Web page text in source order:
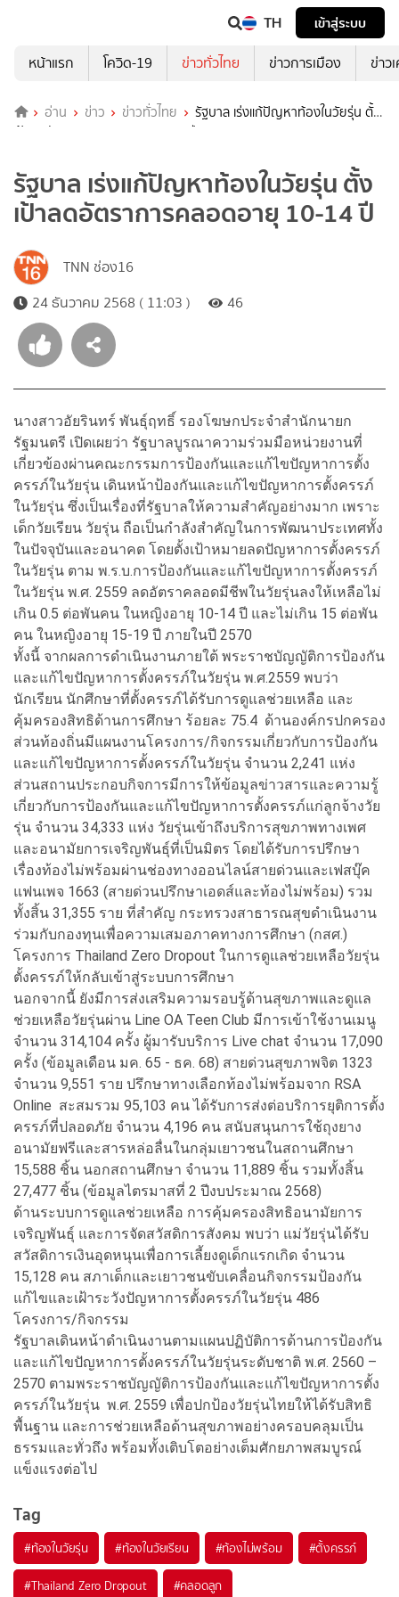
TH
เข้าสู่ระบบ
หน้าแรก
โควิด-19 ข่าวทั่วไทย ข่าวการเมือง ข่าว
อ่าน ข่าว ข่าวทั่วไทย
รัฐบาล เร่งแก้ปัญหาท้องในวัยรุ่น ตั้ง
เป้าลดอัตราการคลอดอายุ 10-14 ปี
รัฐบาล เร่งแก้ปัญหาท้องในวัยรุ่น ตั้ง
เป้าลดอัตราการคลอดอายุ 10-14 ปี
TNN ช่อง16
24 ธันวาคม 2568 ( 11:03 )
46
นางสาวอัยรินทร์ พันธุ์ฤทธิ์ รองโฆษกประจำสำนักนายก
รัฐมนตรี เปิดเผยว่า รัฐบาลบูรณาความร่วมมือหน่วยงานที่
เกี่ยวข้องผ่านคณะกรรมการป้องกันและแก้ไขปัญหาการตั้ง
ครรภ์ในวัยรุ่น เดินหน้าป้องกันและแก้ไขปัญหาการตั้งครรภ์
ในวัยรุ่น ซึ่งเป็นเรื่องที่รัฐบาลให้ความสำคัญอย่างมาก เพราะ
เด็กวัยเรียน วัยรุ่น ถือเป็นกำลังสำคัญในการพัฒนาประเทศทั้ง
ในปัจจุบันและอนาคต โดยตั้งเป้าหมายลดปัญหาการตั้งครรภ์
ในวัยรุ่น ตาม พ.ร.บ.การป้องกันและแก้ไขปัญหาการตั้งครรภ์
ในวัยรุ่น พ.ศ. 2559 ลดอัตราคลอดมีชีพในวัยรุ่นลงให้เหลือไม่
เกิน 0.5 ต่อพันคน ในหญิงอายุ 10-14 ปี และไม่เกิน 15 ต่อพัน
คน ในหญิงอายุ 15-19 ปี ภายในปี 2570
ทั้งนี้ จากผลการดำเนินงานภายใต้ พระราชบัญญัติการป้องกัน
และแก้ไขปัญหาการตั้งครรภ์ในวัยรุ่น พ.ศ.2559 พบว่า
นักเรียน นักศึกษาที่ตั้งครรภ์ได้รับการดูแลช่วยเหลือ และ
คุ้มครองสิทธิด้านการศึกษา ร้อยละ 75.4 ด้านองค์กรปกครอง
ส่วนท้องถิ่นมีแผนงานโครงการ/กิจกรรมเกี่ยวกับการป้องกัน
และแก้ไขปัญหาการตั้งครรภ์ในวัยรุ่น จำนวน 2,241 แห่ง
ส่วนสถานประกอบกิจการมีการให้ข้อมูลข่าวสารและความรู้
เกี่ยวกับการป้องกันและแก้ไขปัญหาการตั้งครรภ์แก่ลูกจ้างวัย
รุ่น จำนวน 34,333 แห่ง วัยรุ่นเข้าถึงบริการสุขภาพทางเพศ
และอนามัยการเจริญพันธุ์ที่เป็นมิตร โดยได้รับการปรึกษา
เรื่องท้องไม่พร้อมผ่านช่องทางออนไลน์สายด่วนและเฟสบุ๊ค
แฟนเพจ 1663 (สายด่วนปรึกษาเอดส์และท้องไม่พร้อม) รวม
ทั้งสิ้น 31,355 ราย ที่สำคัญ กระทรวงสาธารณสุขดำเนินงาน
ร่วมกับกองทุนเพื่อความเสมอภาคทางการศึกษา (กสศ.)
โครงการ Thailand Zero Dropout ในการดูแลช่วยเหลือวัยรุ่น
ตั้งครรภ์ให้กลับเข้าสู่ระบบการศึกษา
นอกจากนี้ ยังมีการส่งเสริมความรอบรู้ด้านสุขภาพและดูแล
ช่วยเหลือวัยรุ่นผ่าน Line OA Teen Club มีการเข้าใช้งานเมนู
จำนวน 314,104 ครั้ง ผู้มารับบริการ Live chat จำนวน 17,090
ครั้ง (ข้อมูลเดือน มค. 65 - ธค. 68) สายด่วนสุขภาพจิต 1323
จำนวน 9,551 ราย ปรึกษาทางเลือกท้องไม่พร้อมจาก RSA
Online สะสมรวม 95,103 คน ได้รับการส่งต่อบริการยุติการตั้ง
ครรภ์ที่ปลอดภัย จำนวน 4,196 คน สนับสนุนการใช้ถุงยาง
อนามัยฟรีและสารหล่อลื่นในกลุ่มเยาวชนในสถานศึกษา
15,588 ชิ้น นอกสถานศึกษา จำนวน 11,889 ชิ้น รวมทั้งสิ้น
27,477 ชิ้น (ข้อมูลไตรมาสที่ 2 ปีงบประมาณ 2568)
ด้านระบบการดูแลช่วยเหลือ การคุ้มครองสิทธิอนามัยการ
เจริญพันธุ์ และการจัดสวัสดิการสังคม พบว่า แม่วัยรุ่นได้รับ
สวัสดิการเงินอุดหนุนเพื่อการเลี้ยงดูเด็กแรกเกิด จำนวน
15,128 คน สภาเด็กและเยาวชนขับเคลื่อนกิจกรรมป้องกัน
แก้ไขและเฝ้าระวังปัญหาการตั้งครรภ์ในวัยรุ่น 486
โครงการ/กิจกรรม
รัฐบาลเดินหน้าดำเนินงานตามแผนปฏิบัติการด้านการป้องกัน
และแก้ไขปัญหาการตั้งครรภ์ในวัยรุ่นระดับชาติ พ.ศ. 2560 –
2570 ตามพระราชบัญญัติการป้องกันและแก้ไขปัญหาการตั้ง
ครรภ์ในวัยรุ่น พ.ศ. 2559 เพื่อปกป้องวัยรุ่นไทยให้ได้รับสิทธิ
พื้นฐาน และการช่วยเหลือด้านสุขภาพอย่างครอบคลุมเป็น
ธรรมและทั่วถึง พร้อมทั้งเติบโตอย่างเต็มศักยภาพสมบูรณ์
แข็งแรงต่อไป
Tag
#ท้องในวัยรุ่น #ท้องในวัยเรียน #ท้องไม่พร้อม #ตั้งครรภ์
#Thailand Zero Dropout #คลอดลูก